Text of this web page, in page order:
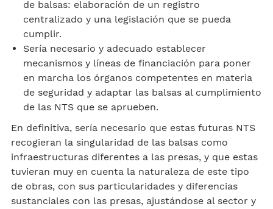
de balsas: elaboración de un registro
centralizado y una legislación que se pueda
cumplir.
Sería necesario y adecuado establecer
mecanismos y líneas de financiación para poner
en marcha los órganos competentes en materia
de seguridad y adaptar las balsas al cumplimiento
de las NTS que se aprueben.
En definitiva, sería necesario que estas futuras NTS
recogieran la singularidad de las balsas como
infraestructuras diferentes a las presas, y que estas
tuvieran muy en cuenta la naturaleza de este tipo
de obras, con sus particularidades y diferencias
sustanciales con las presas, ajustándose al sector y